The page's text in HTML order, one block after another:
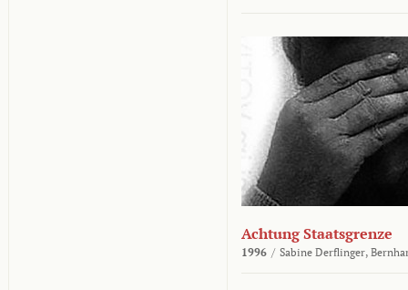
Achtung Staatsgrenze
1996 / Sabine Derflinger,